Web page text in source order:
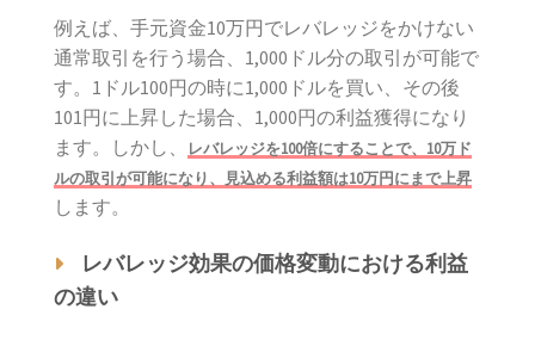
例えば、手元資金10万円でレバレッジをかけない
通常取引を行う場合、1,000ドル分の取引が可能で
す。1ドル100円の時に1,000ドルを買い、その後
101円に上昇した場合、1,000円の利益獲得になり
ます。しかし、
レバレッジを100倍にすることで、10万ド
ルの取引が可能になり、見込める利益額は10万円にまで上昇
します。
レバレッジ効果の価格変動における利益
の違い